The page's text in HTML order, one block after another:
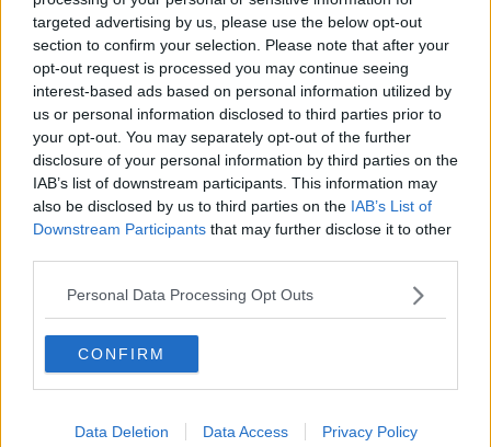
targeted advertising by us, please use the below opt-out
section to confirm your selection. Please note that after your
opt-out request is processed you may continue seeing
interest-based ads based on personal information utilized by
us or personal information disclosed to third parties prior to
your opt-out. You may separately opt-out of the further
disclosure of your personal information by third parties on the
IAB’s list of downstream participants. This information may
also be disclosed by us to third parties on the IAB’s List of
Downstream Participants that may further disclose it to other
Personal Data Processing Opt Outs
CONFIRM
Data Deletion Data Access Privacy Policy
Basta cliccare
QUI
Fotogallery
Ti potrebbe interessare anche:
Articoli dal Blog “Vignaioli e vini” di Nadio Stronchi
​Che “Odissea sia”
Scuola di vita e creatività
​La volontà di essere “primi”
Norme viticole e enologiche che miglioreranno la qualità
Vino, il clima ci mette alle “corde”